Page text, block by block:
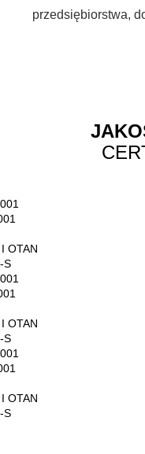
przedsiębiorstwa,